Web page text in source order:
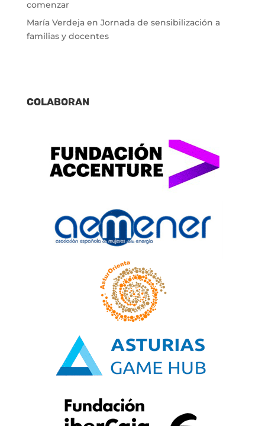
comenzar
María Verdejaen Jornada de sensibilización a
familias y docentes
Colaboran